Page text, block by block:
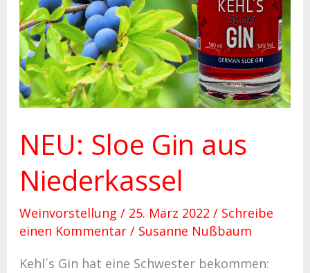
NEU: Sloe Gin aus
Niederkassel
Weinvorstellung / 25. März 2022 / Schreibe
einen Kommentar / Susanne Nußbaum
Kehl´s Gin hat eine Schwester bekommen: